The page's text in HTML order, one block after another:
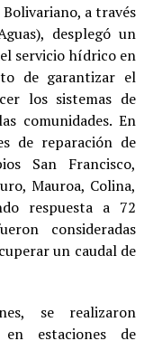
a través
desplegó un
servicio hídrico en
de garantizar el
los sistemas de
comunidades. En
de reparación de
San Francisco,
Mauroa, Colina,
respuesta a 72
consideradas
un caudal de
se realizaron
en estaciones de